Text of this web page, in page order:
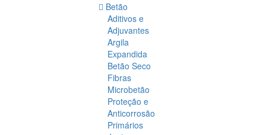
Betão
Aditivos e
Adjuvantes
Argila
Expandida
Betão Seco
Fibras
Microbetão
Proteção e
Anticorrosão
Primários